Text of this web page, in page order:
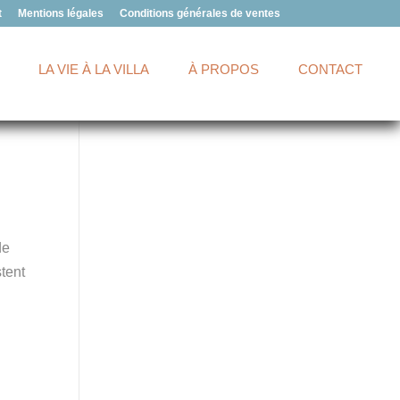
Mentions légales Conditions générales de ventes
LA VIE À LA VILLA À PROPOS CONTACT